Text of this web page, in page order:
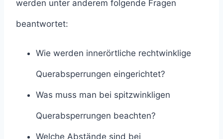
werden unter anderem folgende Fragen
beantwortet:
Wie werden innerörtliche rechtwinklige
Querabsperrungen eingerichtet?
Was muss man bei spitzwinkligen
Querabsperrungen beachten?
Welche Abstände sind bei